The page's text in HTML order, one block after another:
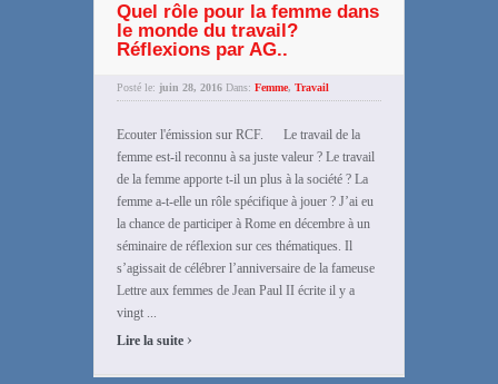
Quel rôle pour la femme dans
le monde du travail?
Réflexions par AG..
Posté le: juin 28, 2016 Dans: Femme, Travail
Ecouter l'émission sur RCF. Le travail de la
femme est-il reconnu à sa juste valeur ? Le travail
de la femme apporte t-il un plus à la société ? La
femme a-t-elle un rôle spécifique à jouer ? J’ai eu
la chance de participer à Rome en décembre à un
séminaire de réflexion sur ces thématiques. Il
s’agissait de célébrer l’anniversaire de la fameuse
Lettre aux femmes de Jean Paul II écrite il y a
vingt ...
Lire la suite ›